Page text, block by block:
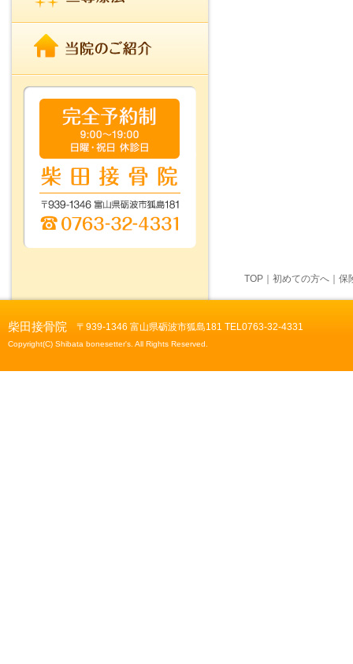
TOP 初めての方へ 保
柴田接骨院 〒939-1346 富山県砺波市狐島181 TEL0763-32-4331
Copyright(C) Shibata bonesetter's. All Rights Reserved.